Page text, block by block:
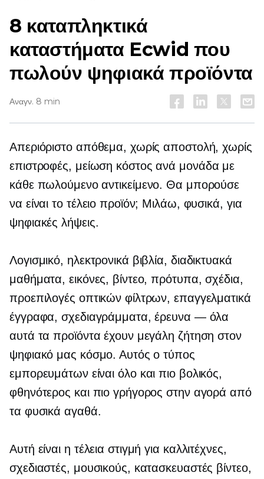
8 καταπληκτικά
καταστήματα Ecwid που
πωλούν ψηφιακά προϊόντα
Αναγν. 8 min
Απεριόριστο απόθεμα, χωρίς αποστολή, χωρίς
επιστροφές, μείωση κόστος ανά μονάδα με
κάθε πωλούμενο αντικείμενο. Θα μπορούσε
να είναι το τέλειο προϊόν; Μιλάω, φυσικά, για
ψηφιακές λήψεις.
Λογισμικό, ηλεκτρονικά βιβλία, διαδικτυακά
μαθήματα, εικόνες, βίντεο, πρότυπα, σχέδια,
προεπιλογές οπτικών φίλτρων, επαγγελματικά
έγγραφα, σχεδιαγράμματα, έρευνα — όλα
αυτά τα προϊόντα έχουν μεγάλη ζήτηση στον
ψηφιακό μας κόσμο. Αυτός ο τύπος
εμπορευμάτων είναι όλο και πιο βολικός,
φθηνότερος και πιο γρήγορος στην αγορά από
τα φυσικά αγαθά.
Αυτή είναι η τέλεια στιγμή για καλλιτέχνες,
σχεδιαστές, μουσικούς, κατασκευαστές βίντεο,